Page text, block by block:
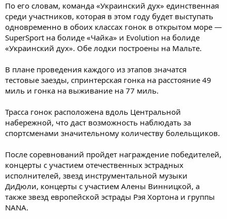
По его словам, команда «Украинский дух» единственная
среди участников, которая в этом году будет выступать
одновременно в обоих классах гонок в открытом море —
SuperSport на болиде «Чайка» и Evolution на болиде
«Украинский дух». Обе лодки построены на Мальте.
В плане проведения каждого из этапов значатся
тестовые заезды, спринтерская гонка на расстояние 49
миль и гонка на выживание на 77 миль.
Трасса гонок расположена вдоль Центральной
набережной, что даст возможность наблюдать за
спортсменами значительному количеству болельщиков.
После соревнований пройдет награждение победителей,
концерты с участием отечественных эстрадных
исполнителей, звезд инструментальной музыки
ДиДюли, концерты с участием Алены Винницкой, а
также звезд европейской эстрады Рэя Хортона и группы
NANA.